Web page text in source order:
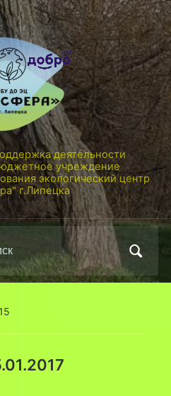
деятельности
учреждение
экологический центр
г.Липецка
15